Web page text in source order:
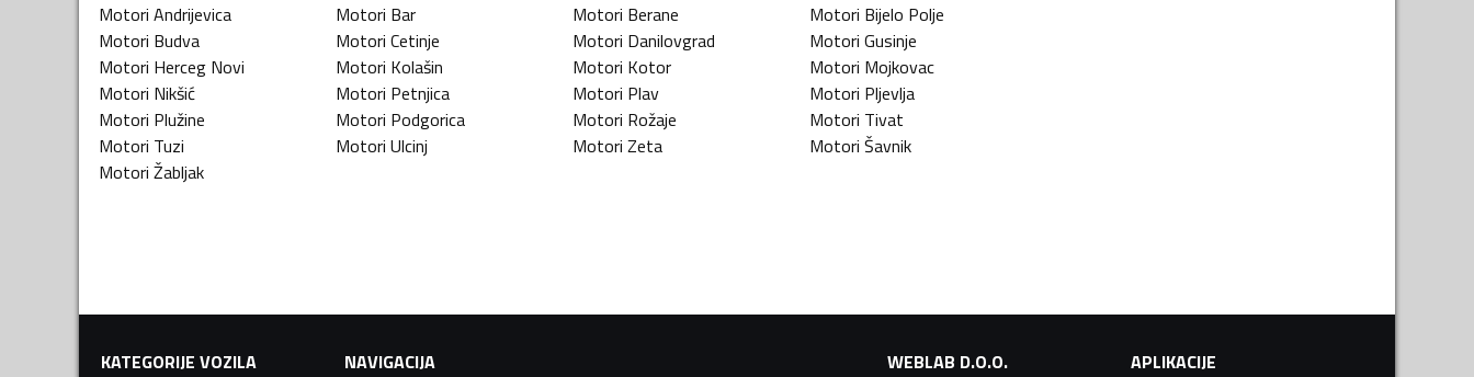
Motori Andrijevica Motori Bar Motori Berane Motori Bijelo Polje
Motori Budva Motori Cetinje Motori Danilovgrad Motori Gusinje
Motori Herceg Novi Motori Kolašin Motori Kotor Motori Mojkovac
Motori Nikšić Motori Petnjica Motori Plav Motori Pljevlja
Motori Plužine Motori Podgorica Motori Rožaje Motori Tivat
Motori Tuzi Motori Ulcinj Motori Zeta Motori Šavnik
Motori Žabljak
KATEGORIJE VOZILA
NAVIGACIJA
WEBLAB D.O.O.
APLIKACIJE